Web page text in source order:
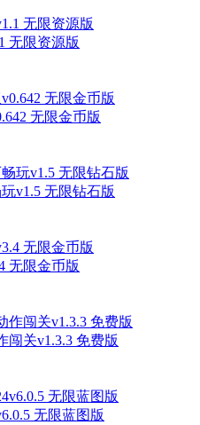
无限资源版
无限金币版
v1.5 无限钻石版
无限金币版
闯关v1.3.3 免费版
无限蓝图版